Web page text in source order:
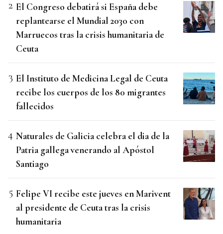
El Congreso debatirá si España debe
replantearse el Mundial 2030 con
Marruecos tras la crisis humanitaria de
Ceuta
El Instituto de Medicina Legal de Ceuta
recibe los cuerpos de los 80 migrantes
fallecidos
Naturales de Galicia celebra el dia de la
Patria gallega venerando al Apóstol
Santiago
Felipe VI recibe este jueves en Marivent
al presidente de Ceuta tras la crisis
humanitaria